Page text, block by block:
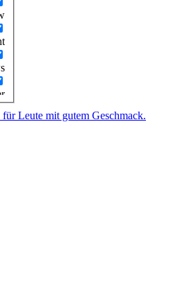
Leute mit gutem Geschmack.